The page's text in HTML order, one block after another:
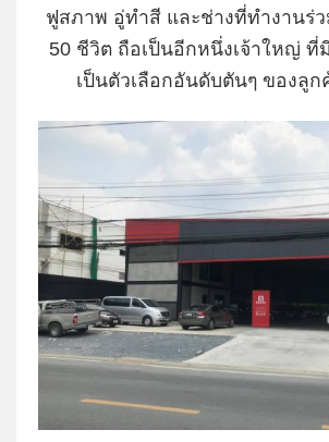
ฟูสภาพ อู่ทำสี และช่างที่ทำงานร่
50 ชีวิต ถือเป็นอีกหนึ่งเจ้าใหญ่
เป็นตัวเลือกอันดับตันๆ ของลูก